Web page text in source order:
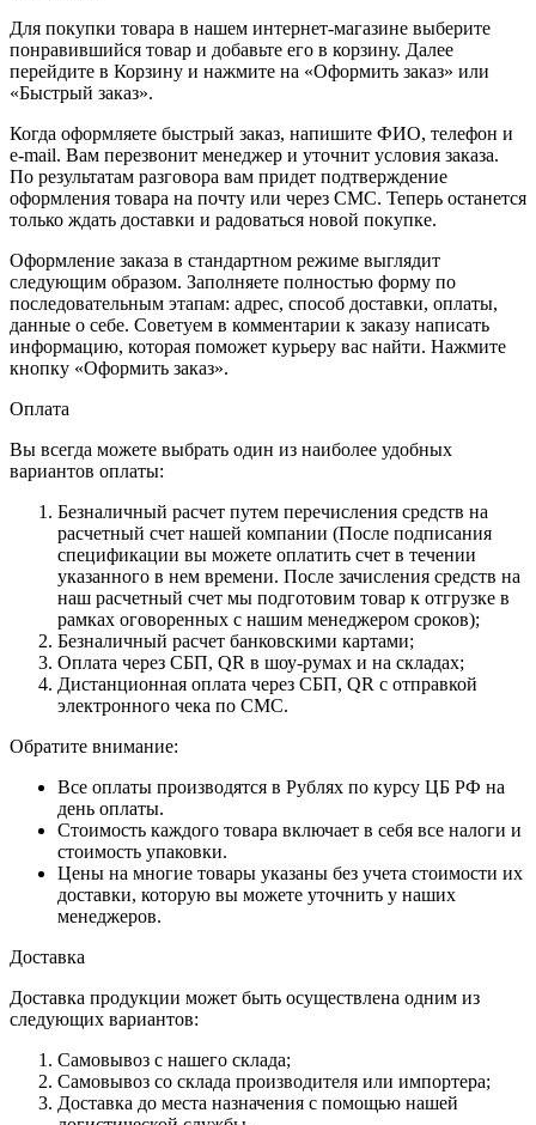
Для покупки товара в нашем интернет-магазине выберите
понравившийся товар и добавьте его в корзину. Далее
перейдите в Корзину и нажмите на «Оформить заказ» или
«Быстрый заказ».
Когда оформляете быстрый заказ, напишите ФИО, телефон и
e-mail. Вам перезвонит менеджер и уточнит условия заказа.
По результатам разговора вам придет подтверждение
оформления товара на почту или через СМС. Теперь останется
только ждать доставки и радоваться новой покупке.
Оформление заказа в стандартном режиме выглядит
следующим образом. Заполняете полностью форму по
последовательным этапам: адрес, способ доставки, оплаты,
данные о себе. Советуем в комментарии к заказу написать
информацию, которая поможет курьеру вас найти. Нажмите
кнопку «Оформить заказ».
Оплата
Вы всегда можете выбрать один из наиболее удобных
вариантов оплаты:
Безналичный расчет путем перечисления средств на
расчетный счет нашей компании (После подписания
спецификации вы можете оплатить счет в течении
указанного в нем времени. После зачисления средств на
наш расчетный счет мы подготовим товар к отгрузке в
рамках оговоренных с нашим менеджером сроков);
Безналичный расчет банковскими картами;
Оплата через СБП, QR в шоу-румах и на складах;
Дистанционная оплата через СБП, QR с отправкой
электронного чека по СМС.
Обратите внимание:
Все оплаты производятся в Рублях по курсу ЦБ РФ на
день оплаты.
Стоимость каждого товара включает в себя все налоги и
стоимость упаковки.
Цены на многие товары указаны без учета стоимости их
доставки, которую вы можете уточнить у наших
менеджеров.
Доставка
Доставка продукции может быть осуществлена одним из
следующих вариантов:
Самовывоз с нашего склада;
Самовывоз со склада производителя или импортера;
Доставка до места назначения с помощью нашей